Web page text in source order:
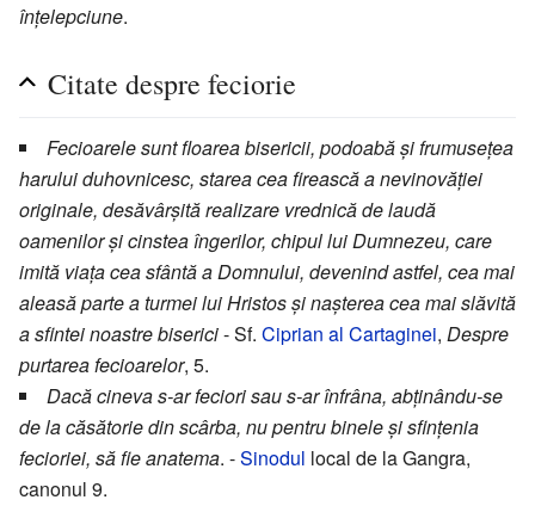
înțelepciune.
Citate despre feciorie
Fecioarele sunt floarea bisericii, podoabă și frumusețea
harului duhovnicesc, starea cea firească a nevinovăției
originale, desăvârșită realizare vrednică de laudă
oamenilor și cinstea îngerilor, chipul lui Dumnezeu, care
imită viața cea sfântă a Domnului, devenind astfel, cea mai
aleasă parte a turmei lui Hristos și nașterea cea mai slăvită
a sfintei noastre biserici- Sf. Ciprian al Cartaginei, Despre
purtarea fecioarelor, 5.
Dacă cineva s-ar feciori sau s-ar înfrâna, abținându-se
de la căsătorie din scârba, nu pentru binele și sfințenia
fecioriei, să fie anatema. -Sinodul local de la Gangra,
canonul 9.